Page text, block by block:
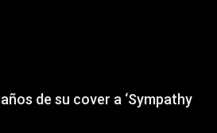
años de su cover a ‘Sympathy